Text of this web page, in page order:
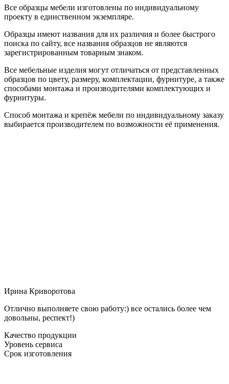
Все образцы мебели изготовлены по индивидуальному
проекту в единственном экземпляре.
Образцы имеют названия для их различия и более быстрого
поиска по сайту, все названия образцов не являются
зарегистрированным товарным знаком.
Все мебельные изделия могут отличаться от представленных
образцов по цвету, размеру, комплектации, фурнитуре, а также
способами монтажа и производителями комплектующих и
фурнитуры.
Способ монтажа и крепёж мебели по индивидуальному заказу
выбирается производителем по возможности её применения.
Ирина Криворотова
Отлично выполняете свою работу:) все остались более чем
довольны, респект!)
Качество продукции
Уровень сервиса
Срок изготовления